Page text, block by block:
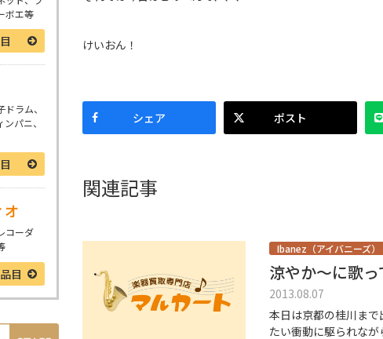
けいおん！
シェア ポスト
関連記事
Ibanez（アイバニーズ）
涼やか～に歌
2013.08.07
本日は京都の桂川ま
たい衝動に駆られな
ボエ等
ラム、
パニ、
オ
コーダ
目